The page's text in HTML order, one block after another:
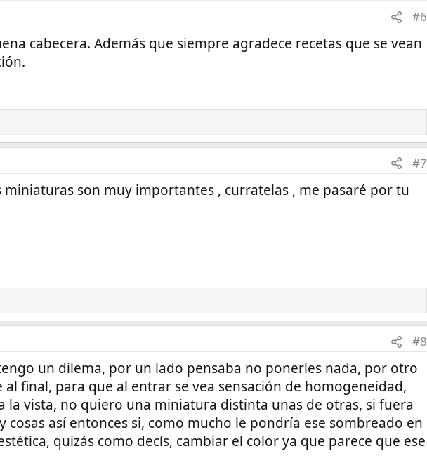
#6
cabecera. Además que siempre agradece recetas que se vean
#7
miniaturas son muy importantes , curratelas , me pasaré por tu
#8
un dilema, por un lado pensaba no ponerles nada, por otro
final, para que al entrar se vea sensación de homogeneidad,
la vista, no quiero una miniatura distinta unas de otras, si fuera
cosas así entonces si, como mucho le pondría ese sombreado en
quizás como decís, cambiar el color ya que parece que ese